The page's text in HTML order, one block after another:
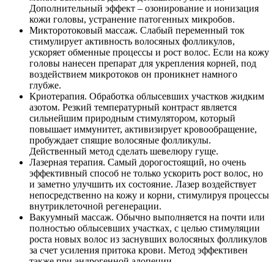
Дополнительный эффект – озонирование и ионизация
кожи головы, устранение патогенных микробов.
Микторотоковый массаж. Слабый переменный ток
стимулирует активность волосяных фолликулов,
ускоряет обменные процессы и рост волос. Если на кожу
головы нанесен препарат для укрепления корней, под
воздействием микротоков он проникнет намного
глубже.
Криотерапия. Обработка облысевших участков жидким
азотом. Резкий температурный контраст является
сильнейшим природным стимулятором, который
повышает иммунитет, активизирует кровообращение,
пробуждает спящие волосяные фолликулы.
Действенный метод сделать шевелюру гуще.
Лазерная терапия. Самый дорогостоящий, но очень
эффективный способ не только ускорить рост волос, но
и заметно улучшить их состояние. Лазер воздействует
непосредственно на кожу и корни, стимулируя процессы
внутриклеточной регенерации.
Вакуумный массаж. Обычно выполняется на почти или
полностью облысевших участках, с целью стимуляции
роста новых волос из заснувших волосяных фолликулов
за счет усиления притока крови. Метод эффективен